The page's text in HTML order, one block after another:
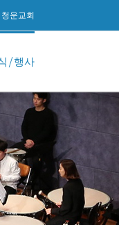
청운교회
/행사